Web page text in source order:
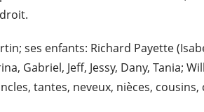
ses enfants: Richard Payette
Gabriel, Jeff, Jessy, Dany, Tania;
tantes, neveux, nièces,